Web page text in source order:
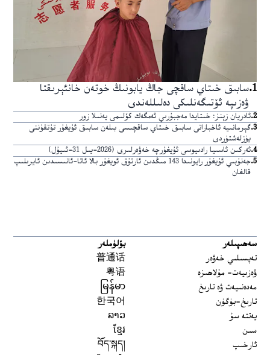
1
.سابىق خىتاي ساقچى جاڭ يابونىڭ خوتەن خانئېرىقتا
ۋەزىپە ئۆتىگەنلىكى دەلىللەندى
2
.ئادريان زېنز: خىتايدا مەجبۇرىي ئەمگەك كۆلىمى يەنىلا زور
3
.گېرمانىيە ئاخباراتى سابىق خىتاي ساقچىسى بىلەن سابىق ئۇيغۇر تۇتقۇننى
يۈزلەشتۈردى
4
.ئەركىن ئاسىيا رادىيوسى ئۇيغۇرچە خەۋەرلىرى (2026-يىل 31-ئىيۇل)
5
.
جەنۇبىي ئۇيغۇر رايونىدا 143 مىڭدىن ئارتۇق ئويغۇر بالا ئاتا-ئانىسىدىن ئايرىلىپ
قالغان
سەھىپىلەر
تەپسىلىي خەۋەر
ۋەزىيەت- مۇلاھىزە
مەدەنىيەت ۋە تارىخ
تارىخ-بۈگۈن
يەتتە سۇ
سىن
ئارخىپ
بۆلۈملەر
普通话
粤语
မြန်မာ
한국어
ລາວ
ខ្មែរ
བོད་སྐད།